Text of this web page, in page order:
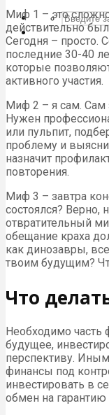
Миф 1 – это
действительно
Сегодня – просто.
последние 30-40
которые
активного участия.
Миф 2 – я сам.
Нужен
или пульпит,
проблему и
назначит
повторения.
Миф 3 – завтра
состоялся?
отвратительный
обещание краха
как динозавры,
твоим будущим?
Что
Необходимо часть
будущее,
перспективу.
финансы под
инвестировать в
обмен на